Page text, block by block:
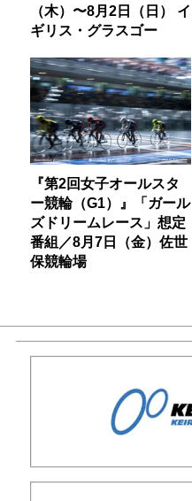
（木）〜8月2日（日） イ
ギリス・グラスゴー
『第2回女子オールスタ
ー競輪（G1）』「ガール
ズドリームレース」想定
番組／8月7日（金）佐世
保競輪場